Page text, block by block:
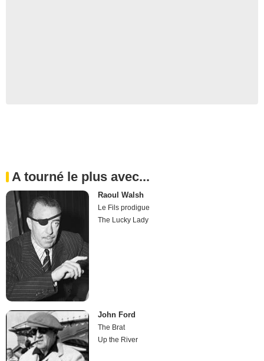
A tourné le plus avec...
Raoul Walsh
Le Fils prodigue
The Lucky Lady
John Ford
The Brat
Up the River